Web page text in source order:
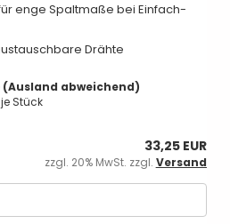
enge Spaltmaße bei Einfach-
Drähte
(Ausland abweichend)
Stück
33,25 EUR
zzgl. 20% MwSt. zzgl. Versand